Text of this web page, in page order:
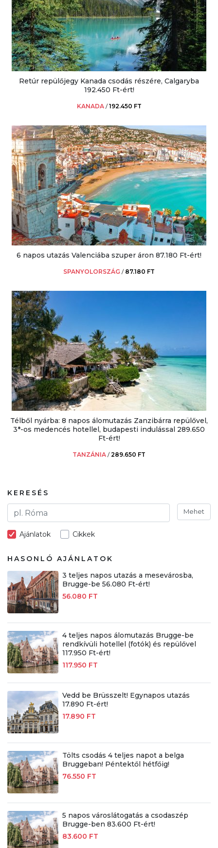
Retúr repülőjegy Kanada csodás részére, Calgaryba
192.450 Ft-ért!
KANADA /192.450 FT
6 napos utazás Valenciába szuper áron 87.180 Ft-ért!
SPANYOLORSZÁG / 87.180 FT
Télből nyárba: 8 napos álomutazás Zanzibárra repülővel,
3*-os medencés hotellel, budapesti indulással 289.650
Ft-ért!
TANZÁNIA /289.650 FT
KERESÉS
Mehet
Ajánlatok Cikkek
HASONLÓ AJÁNLATOK
3 teljes napos utazás a mesevárosba,
Brugge-be 56.080 Ft-ért!
56.080 FT
4 teljes napos álomutazás Brugge-be
rendkívüli hotellel (fotók) és repülővel
117.950 Ft-ért!
117.950 FT
Vedd be Brüsszelt! Egynapos utazás
17.890 Ft-ért!
17.890 FT
Tölts csodás 4 teljes napot a belga
Bruggeban! Péntektől hétfőig!
76.550 FT
5 napos városlátogatás a csodaszép
Brugge-ben 83.600 Ft-ért!
83.600 FT